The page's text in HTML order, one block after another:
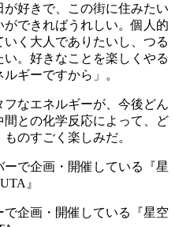
好きで、この街に住みたい
できればうれしい。個人的
く大人でありたいし、つる
。好きなことを楽しくやる
ギーですから」。
なエネルギーが、今後どん
との化学反応によって、ど
のすごく楽しみだ。
企画・開催している『星空